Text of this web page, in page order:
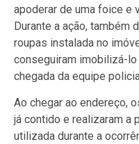
apoderar de uma foice e
Durante a ação, também
roupas instalada no
conseguiram imobilizá-
chegada da equipe
Ao chegar ao endereço,
já contido e realizaram a
utilizada durante a